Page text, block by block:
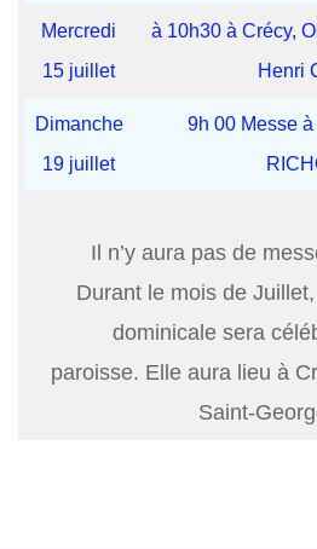
Mercredi
15 juillet
à 10h30 à Crécy,
Henri
Dimanche
19 juillet
9h 00 Messe
Il n’y aura pas de
Durant le mois de
dominicale sera
paroisse. Elle aura lieu à
Saint-